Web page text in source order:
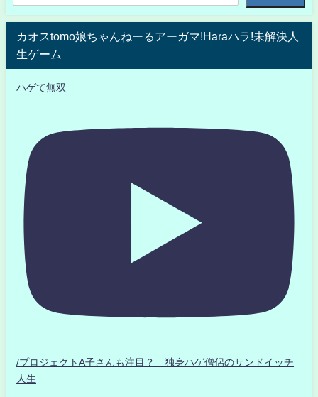
カオスtomo娘ちゃんねーるアーガマ!Haraハラ!未解決人
生ゲーム
ハゲて無双
/プロジェクトA子さんも注目？ 独身ハゲ僧侶のサンドイッチ
人生